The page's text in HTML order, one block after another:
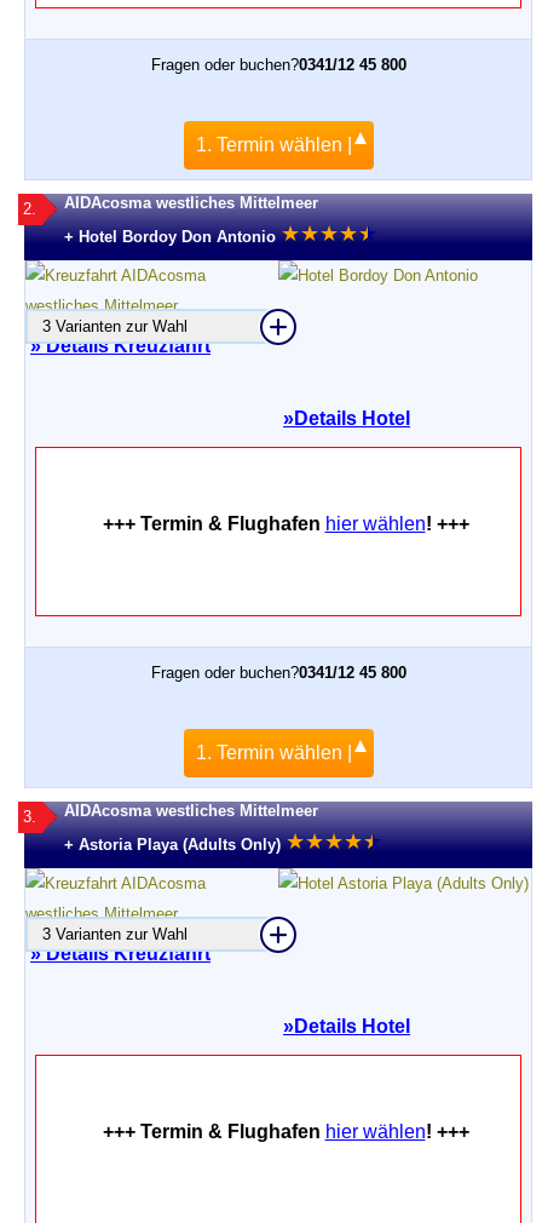
Fragen oder buchen?0341/12 45 800
1. Termin wählen |
2.
AIDAcosma westliches Mittelmeer
+ Hotel Bordoy Don Antonio ★★★★★
★
» Details Kreuzfahrt
3 Varianten zur Wahl
»Details Hotel
+++ Termin & Flughafen hier wählen! +++
Fragen oder buchen?0341/12 45 800
1. Termin wählen |
3.
AIDAcosma westliches Mittelmeer
+ Astoria Playa (Adults Only) ★★★★★
★
» Details Kreuzfahrt
3 Varianten zur Wahl
»Details Hotel
+++ Termin & Flughafen hier wählen! +++